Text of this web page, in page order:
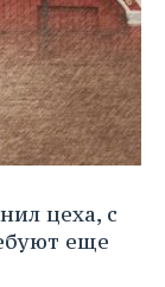
цеха, с
еще